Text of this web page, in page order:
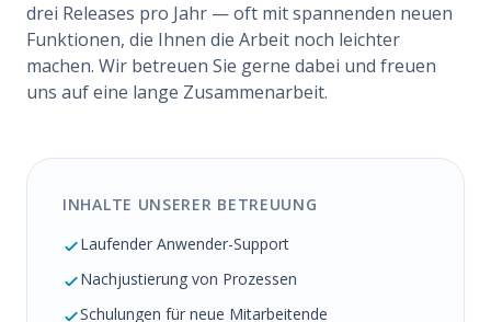
INHALTE UNSERER BETREUUNG
Laufender Anwender-Support
Nachjustierung von Prozessen
Schulungen für neue Mitarbeitende
drei Releases pro Jahr — oft mit spannenden neuen
Funktionen, die Ihnen die Arbeit noch leichter
machen. Wir betreuen Sie gerne dabei und freuen
uns auf eine lange Zusammenarbeit.